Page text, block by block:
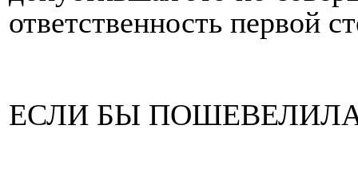
ответственность первой
ЕСЛИ БЫ